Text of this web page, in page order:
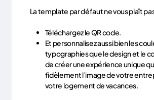
La template par défaut ne vous plaît
Téléchargez le QR code.
Et personnalisez aussi bien les
typographies que le design et le
de créer une expérience unique
fidèlement l’image de votre
votre logement de vacances.